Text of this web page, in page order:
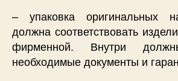
– упаковка оригинальных
должна соответствовать
фирменной. Внутри
необходимые документы и